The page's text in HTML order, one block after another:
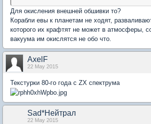
Для окисления внешней обшивки то?
Корабли евы к планетам не ходят,
которого их крафтят не может в атмосферы,
вакуума им окислятся не обо что.
AxelF
22 May 2015
Текстурки 80-го года с ZX спектрума
Sad*Нейтрал
22 May 2015